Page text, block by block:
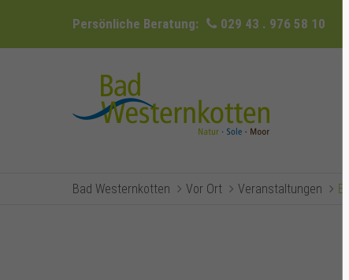
Persönliche Beratung: 029 43 . 976 58 10
Bad Westernkotten Vor Ort Veranstaltungen